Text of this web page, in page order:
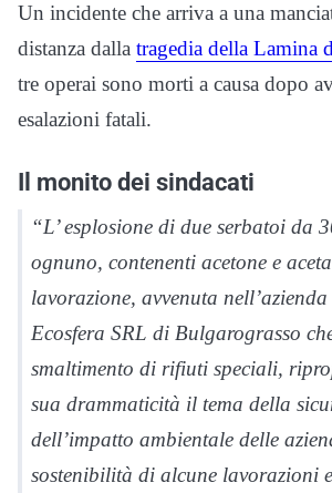
Un incidente che arriva a una
distanza dalla tragedia della Lamina
tre operai sono morti a causa dopo
esalazioni fatali.
Il monito dei sindacati
“L’ esplosione di due serbatoi da
ognuno, contenenti acetone e
lavorazione, avvenuta
Ecosfera SRL di Bulgarograsso
smaltimento di rifiuti speciali,
sua drammaticità il tema della
dell’impatto ambientale delle
sostenibilità di alcune lavorazioni